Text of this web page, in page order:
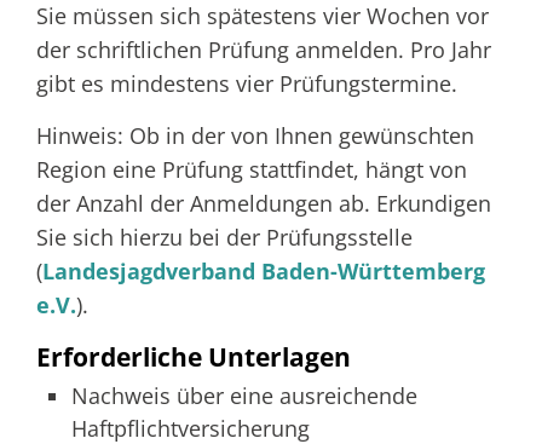
Sie müssen sich spätestens vier Wochen vor
der schriftlichen Prüfung anmelden. Pro Jahr
gibt es mindestens vier Prüfungstermine.
Hinweis: Ob in der von Ihnen gewünschten
Region eine Prüfung stattfindet, hängt von
der Anzahl der Anmeldungen ab. Erkundigen
Sie sich hierzu bei der Prüfungsstelle
(Landesjagdverband Baden-Württemberg
e.V.).
Erforderliche Unterlagen
Nachweis über eine ausreichende
Haftpflichtversicherung